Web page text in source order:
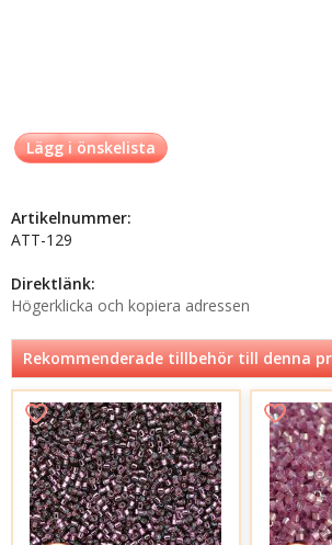
Lägg i önskelista
Artikelnummer:
ATT-129
Direktlänk:
Högerklicka och kopiera adressen
Rekommenderade tillbehör till denna